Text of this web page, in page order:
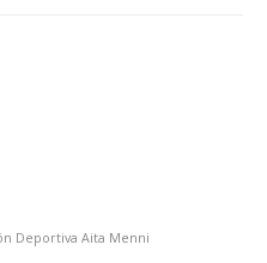
Deportiva Aita Menni